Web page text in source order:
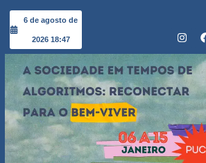
6 de agosto de
2026 18:47